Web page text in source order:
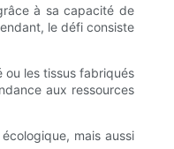
à sa capacité de
le défi consiste
ou les tissus fabriqués
aux ressources
mais aussi